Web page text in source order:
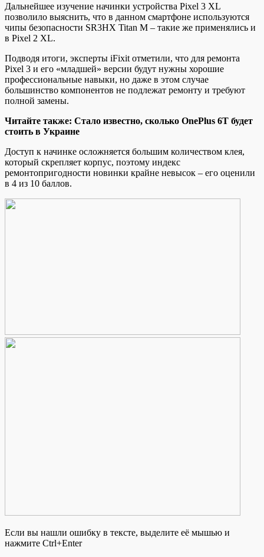
Дальнейшее изучение начинки устройства Pixel 3 XL
позволило выяснить, что в данном смартфоне используются
чипы безопасности SR3HX Titan M – такие же применялись и
в Pixel 2 XL.
Подводя итоги, эксперты iFixit отметили, что для ремонта
Pixel 3 и его «младшей» версии будут нужны хорошие
профессиональные навыки, но даже в этом случае
большинство компонентов не подлежат ремонту и требуют
полной замены.
Читайте также: Стало известно, сколько OnePlus 6Т будет
стоить в Украине
Доступ к начинке осложняется большим количеством клея,
который скрепляет корпус, поэтому индекс
ремонтопригодности новинки крайне невысок – его оценили
в 4 из 10 баллов.
Если вы нашли ошибку в тексте, выделите её мышью и
нажмите Ctrl+Enter